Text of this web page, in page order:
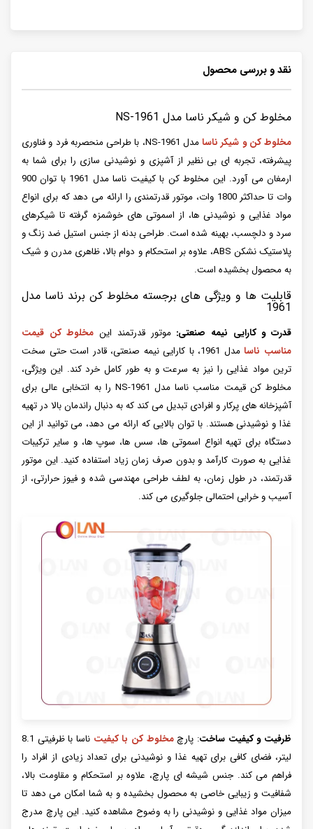
نقد و بررسی محصول
مخلوط کن و شیکر ناسا مدل NS-1961
مخلوط کن و شیکر ناسا
مدل NS-1961، با طراحی منحصربه فرد و فناوری
پیشرفته، تجربه ای بی نظیر از آشپزی و نوشیدنی سازی را برای شما به
ارمغان می آورد. این مخلوط کن با کیفیت ناسا مدل 1961 با توان 900
وات تا حداکثر 1800 وات، موتور قدرتمندی را ارائه می دهد که برای انواع
مواد غذایی و نوشیدنی ها، از اسموتی های خوشمزه گرفته تا شیکرهای
سرد و دلچسب، بهینه شده است. طراحی بدنه از جنس استیل ضد زنگ و
پلاستیک نشکن ABS، علاوه بر استحکام و دوام بالا، ظاهری مدرن و شیک
به محصول بخشیده است.
قابلیت ها و ویژگی های برجسته مخلوط کن برند ناسا مدل
1961
قدرت و کارایی نیمه صنعتی: موتور قدرتمند این مخلوط کن قیمت
مناسب ناسا
مدل 1961، با کارایی نیمه صنعتی، قادر است حتی سخت
ترین مواد غذایی را نیز به سرعت و به طور کامل خرد کند. این ویژگی،
مخلوط کن قیمت مناسب ناسا مدل NS-1961 را به انتخابی عالی برای
آشپزخانه های پرکار و افرادی تبدیل می کند که به دنبال راندمان بالا در تهیه
غذا و نوشیدنی هستند. با توان بالایی که ارائه می دهد، می توانید از این
دستگاه برای تهیه انواع اسموتی ها، سس ها، سوپ ها، و سایر ترکیبات
غذایی به صورت کارآمد و بدون صرف زمان زیاد استفاده کنید. این موتور
قدرتمند، در طول زمان، به لطف طراحی مهندسی شده و فیوز حرارتی، از
آسیب و خرابی احتمالی جلوگیری می کند.
ظرفیت و کیفیت ساخت: پارچمخلوط کن با کیفیت
ناسا با ظرفیتی 8.1
لیتر، فضای کافی برای تهیه غذا و نوشیدنی برای تعداد زیادی از افراد را
فراهم می کند. جنس شیشه ای پارچ، علاوه بر استحکام و مقاومت بالا،
شفافیت و زیبایی خاصی به محصول بخشیده و به شما امکان می دهد تا
میزان مواد غذایی و نوشیدنی را به وضوح مشاهده کنید. این پارچ مدرج